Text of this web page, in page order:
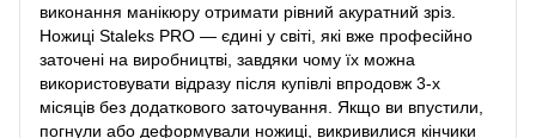
виконання манікюру отримати рівний акуратний зріз.
Ножиці Staleks PRO — єдині у світі, які вже професійно
заточені на виробництві, завдяки чому їх можна
використовувати відразу після купівлі впродовж 3-х
місяців без додаткового заточування. Якщо ви впустили,
погнули або деформували ножиці, викривилися кінчики